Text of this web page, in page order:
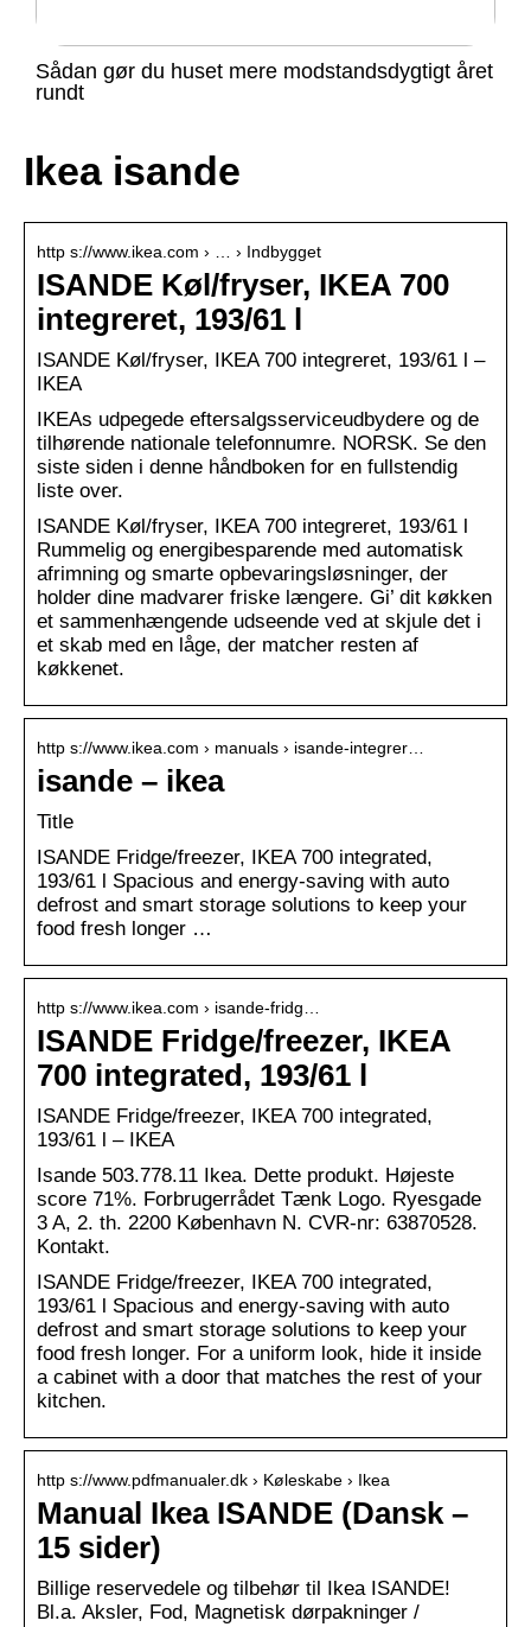
Sådan gør du huset mere modstandsdygtigt året
rundt
Ikea isande
http s://www.ikea.com › … › Indbygget
ISANDE Køl/fryser, IKEA 700
integreret, 193/61 l
ISANDE Køl/fryser, IKEA 700 integreret, 193/61 l –
IKEA
IKEAs udpegede eftersalgsserviceudbydere og de
tilhørende nationale telefonnumre. NORSK. Se den
siste siden i denne håndboken for en fullstendig
liste over.
ISANDE Køl/fryser, IKEA 700 integreret, 193/61 l
Rummelig og energibesparende med automatisk
afrimning og smarte opbevaringsløsninger, der
holder dine madvarer friske længere. Gi’ dit køkken
et sammenhængende udseende ved at skjule det i
et skab med en låge, der matcher resten af
køkkenet.
http s://www.ikea.com › manuals › isande-integrer…
isande – ikea
Title
ISANDE Fridge/freezer, IKEA 700 integrated,
193/61 l Spacious and energy-saving with auto
defrost and smart storage solutions to keep your
food fresh longer …
http s://www.ikea.com › isande-fridg…
ISANDE Fridge/freezer, IKEA
700 integrated, 193/61 l
ISANDE Fridge/freezer, IKEA 700 integrated,
193/61 l – IKEA
Isande 503.778.11 Ikea. Dette produkt. Højeste
score 71%. Forbrugerrådet Tænk Logo. Ryesgade
3 A, 2. th. 2200 København N. CVR-nr: 63870528.
Kontakt.
ISANDE Fridge/freezer, IKEA 700 integrated,
193/61 l Spacious and energy-saving with auto
defrost and smart storage solutions to keep your
food fresh longer. For a uniform look, hide it inside
a cabinet with a door that matches the rest of your
kitchen.
http s://www.pdfmanualer.dk › Køleskabe › Ikea
Manual Ikea ISANDE (Dansk –
15 sider)
Billige reservedele og tilbehør til Ikea ISANDE!
Bl.a. Aksler, Fod, Magnetisk dørpakninger /